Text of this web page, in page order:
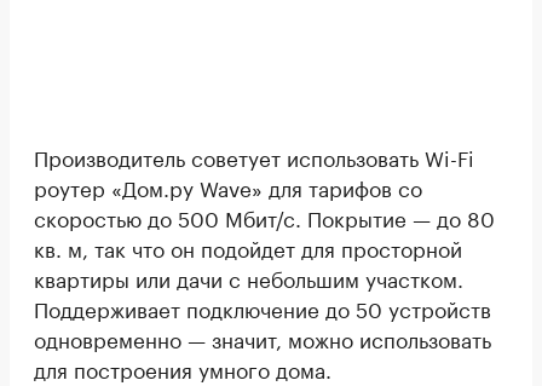
Производитель советует использовать Wi-Fi
роутер «Дом.ру Wave» для тарифов со
скоростью до 500 Мбит/с. Покрытие — до 80
кв. м, так что он подойдет для просторной
квартиры или дачи с небольшим участком.
Поддерживает подключение до 50 устройств
одновременно — значит, можно использовать
для построения умного дома.